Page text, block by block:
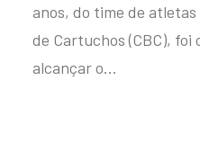
anos, do time de
de Cartuchos (CBC),
alcançar o…